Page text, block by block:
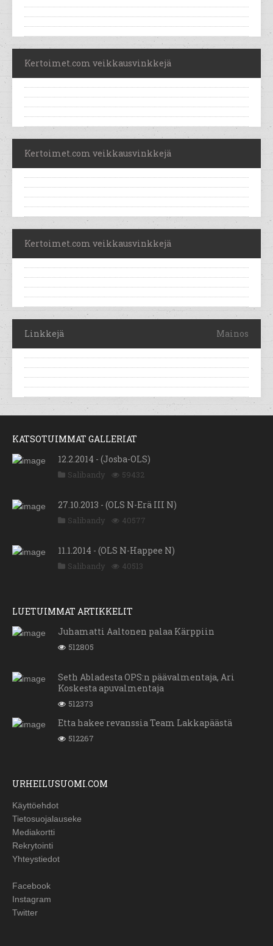
Kertoimet.com veikkausvinkkejä
Kertoimet.com veikkausvinkkejä
Kertoimet.com veikkausvinkkejä
Linkkejä Mainos
KATSOTUIMMAT GALLERIAT
12.2.2014 - (Josba-OLS)
Salibandy 59432
27.10.2013 - (OLS N-Erä III N)
Salibandy 40577
11.1.2014 - (OLS N-Happee N)
Salibandy 40513
LUETUIMMAT ARTIKKELIT
Juhamatti Aaltonen palaa Kärppiin
512805
Seth Abladesta OPS:n päävalmentaja, Ari
Koskesta apuvalmentaja
512373
Etta hakee revanssia Team Lakkapäästä
512267
URHEILUSUOMI.COM
Käyttöehdot
Tietosuojalauseke
Mediakortti
Rekrytointi
Yhteystiedot
Facebook
Instagram
Twitter